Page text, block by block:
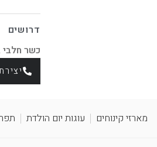
דרושים
כשר
מארזי קינוחים עוגות יום הולדת